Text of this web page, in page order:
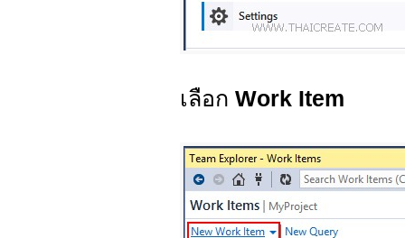
เลือก Work Item